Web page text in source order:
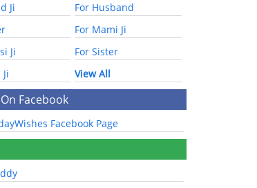
Ji
For Husband
For Mami Ji
Ji
For Sister
View All
Facebook
Facebook Page